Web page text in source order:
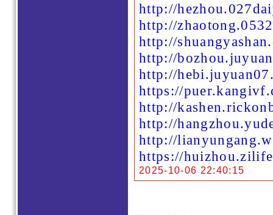
http://
http://
http://
http://
http://
https://
http://
http://
http://
https://
2025-10-06 22:40:15